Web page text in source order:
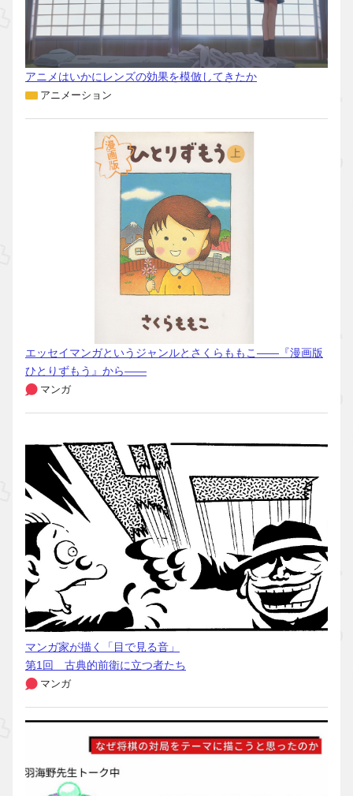
アニメはいかにレンズの効果を模倣してきたか
アニメーション
エッセイマンガというジャンルとさくらももこ――『漫画版
ひとりずもう』から――
マンガ
マンガ家が描く「目で見る音」
第1回 古典的前衛に立つ者たち
マンガ